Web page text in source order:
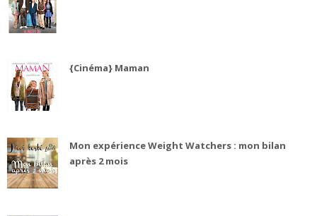
{Cinéma} Maman
Mon expérience Weight Watchers : mon bilan
après 2 mois